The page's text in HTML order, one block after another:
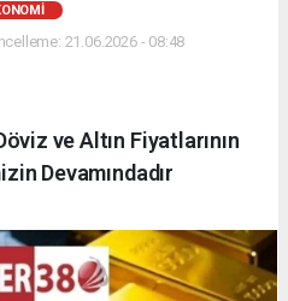
21.06.2026 - 08:48
ve Altın Fiyatlarının
Devamındadır